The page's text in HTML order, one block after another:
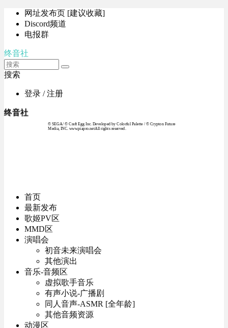
网址发布页 [建议收藏]
Discord频道
电报群
终音社
搜索
登录 / 注册
终音社
© SEGA / © Craft Egg Inc. Developed by Colorful Palette / © Crypton Future
Media, INC. www.piapro.netAll rights reserved.
首页
最新发布
歌姬PV区
MMD区
演唱会
初音未来演唱会
其他演出
音乐-音频区
虚拟歌手音乐
有声小说-广播剧
同人音声-ASMR [全年龄]
其他音频资源
动漫区